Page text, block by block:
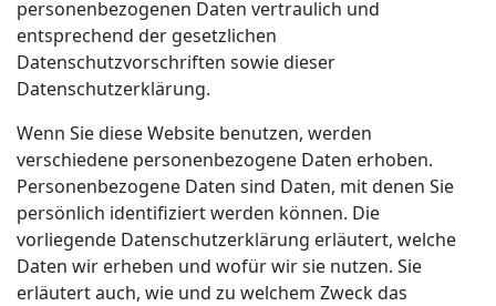
personenbezogenen Daten vertraulich und
entsprechend der gesetzlichen
Datenschutzvorschriften sowie dieser
Datenschutzerklärung.
Wenn Sie diese Website benutzen, werden
verschiedene personenbezogene Daten erhoben.
Personenbezogene Daten sind Daten, mit denen Sie
persönlich identifiziert werden können. Die
vorliegende Datenschutzerklärung erläutert, welche
Daten wir erheben und wofür wir sie nutzen. Sie
erläutert auch, wie und zu welchem Zweck das